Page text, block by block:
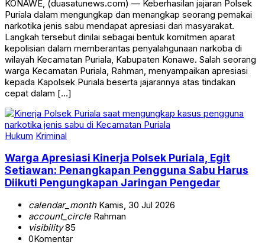
KONAWE, (duasatunews.com) — Keberhasilan jajaran Polsek
Puriala dalam mengungkap dan menangkap seorang pemakai
narkotika jenis sabu mendapat apresiasi dari masyarakat.
Langkah tersebut dinilai sebagai bentuk komitmen aparat
kepolisian dalam memberantas penyalahgunaan narkoba di
wilayah Kecamatan Puriala, Kabupaten Konawe. Salah seorang
warga Kecamatan Puriala, Rahman, menyampaikan apresiasi
kepada Kapolsek Puriala beserta jajarannya atas tindakan
cepat dalam […]
Hukum Kriminal
Warga Apresiasi Kinerja Polsek Puriala, Egit
Setiawan: Penangkapan Pengguna Sabu Harus
Diikuti Pengungkapan Jaringan Pengedar
calendar_monthKamis, 30 Jul 2026
account_circleRahman
visibility85
0Komentar